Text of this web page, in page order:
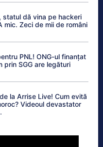
statul dă vina pe hackeri
mic. Zeci de mii de români
PNL! ONG-ul finanțat
prin SGG are legături
la Arrise Live! Cum evită
Videoul devastator